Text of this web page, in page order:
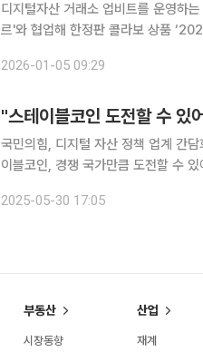
디지털자산 거래소 업비트를 운영하
르'와 협업해 한정판 콜라보 상품 ‘2026
크’는 총 3만개 한정 수량으로 제작
2026-01-05 09:29
"스테이블코인 도전할 수 있
국민의힘, 디지털 자산 정책 업계 간
이블코인, 경쟁 국가만큼 도전할 수 있어야 디지털 자산 육성법을 도입해 대한민국의 디
의힘 의원은 국회 본청에서 개최된 ‘
2025-05-30 17:05
부동산
시장동향
산업
재계